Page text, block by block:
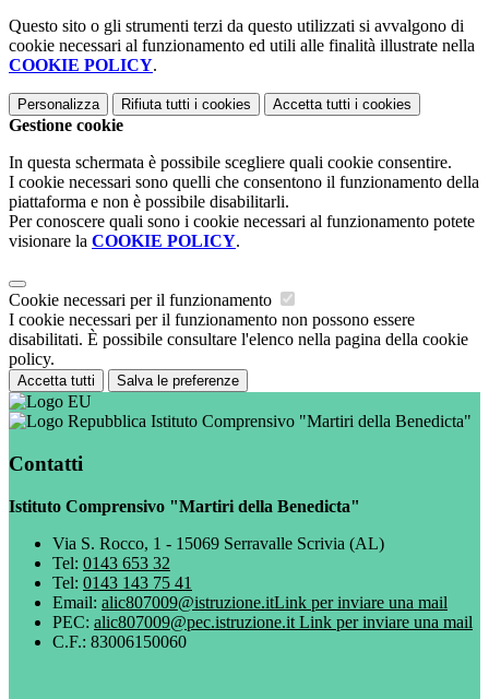
Questo sito o gli strumenti terzi da questo utilizzati si avvalgono di
cookie necessari al funzionamento ed utili alle finalità illustrate nella
COOKIE POLICY.
Personalizza Rifiuta tutti i cookies Accetta tutti i cookies
Gestione cookie
In questa schermata è possibile scegliere quali cookie consentire.
I cookie necessari sono quelli che consentono il funzionamento della
piattaforma e non è possibile disabilitarli.
Per conoscere quali sono i cookie necessari al funzionamento potete
visionare la COOKIE POLICY.
Cookie necessari per il funzionamento
I cookie necessari per il funzionamento non possono essere
disabilitati. È possibile consultare l'elenco nella pagina della cookie
policy.
Accetta tutti Salva le preferenze
Istituto Comprensivo "Martiri della Benedicta"
Contatti
Istituto Comprensivo "Martiri della Benedicta"
Via S. Rocco, 1 - 15069 Serravalle Scrivia (AL)
Tel: 0143 653 32
Tel: 0143 143 75 41
Email: alic807009@istruzione.itLink per inviare una mail
PEC: alic807009@pec.istruzione.it Link per inviare una mail
C.F.: 83006150060